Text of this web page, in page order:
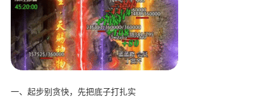
一、起步别贪快，先把底子打扎实